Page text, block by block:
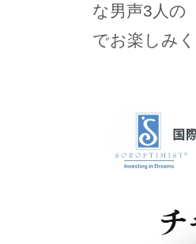
な男声3人の
でお楽しみく